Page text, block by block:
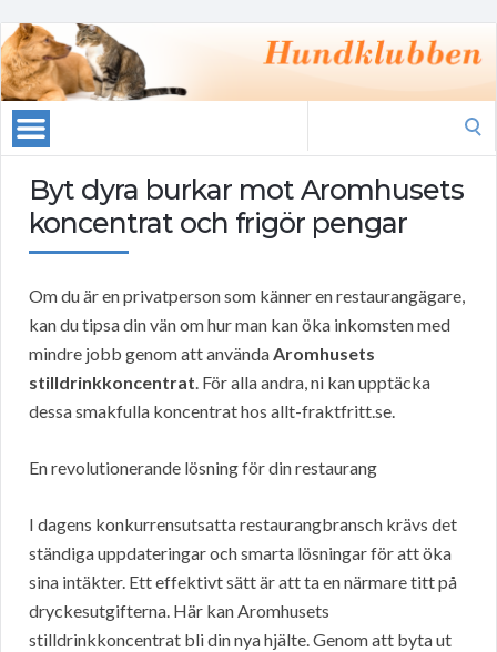
Byt dyra burkar mot Aromhusets
koncentrat och frigör pengar
Om du är en privatperson som känner en restaurangägare,
kan du tipsa din vän om hur man kan öka inkomsten med
mindre jobb genom att användaAromhusets
stilldrinkkoncentrat. För alla andra, ni kan upptäcka
dessa smakfulla koncentrat hos allt-fraktfritt.se.
En revolutionerande lösning för din restaurang
I dagens konkurrensutsatta restaurangbransch krävs det
ständiga uppdateringar och smarta lösningar för att öka
sina intäkter. Ett effektivt sätt är att ta en närmare titt på
dryckesutgifterna. Här kan Aromhusets
stilldrinkkoncentrat bli din nya hjälte. Genom att byta ut